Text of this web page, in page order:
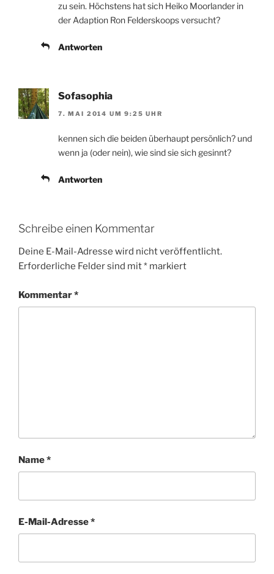
zu sein. Höchstens hat sich Heiko Moorlander in
der Adaption Ron Felderskoops versucht?
Antworten
Sofasophia
7. MAI 2014 UM 9:25 UHR
kennen sich die beiden überhaupt persönlich? und
wenn ja (oder nein), wie sind sie sich gesinnt?
Antworten
Schreibe einen Kommentar
Deine E-Mail-Adresse wird nicht veröffentlicht.
Erforderliche Felder sind mit* markiert
Kommentar*
Name*
E-Mail-Adresse*